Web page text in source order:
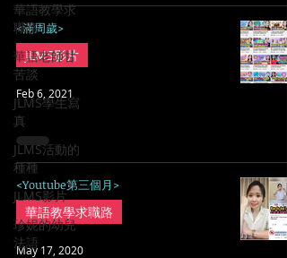
華語教學求
職路
華語老師甘
苦談
JLMS學生寫
真
JLMS活動的
種種
JLMS影片
珍妮的幼兒
法語
<滿周歲>
JLMS影片
Feb 6, 2021
<Youtube第三個月>
華語教學求職路
May 17, 2020